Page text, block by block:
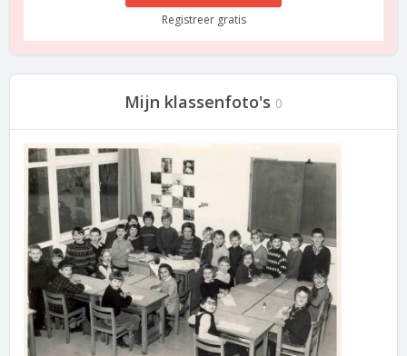
Registreer gratis
Mijn klassenfoto's 0